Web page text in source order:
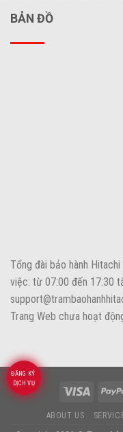
BẢN ĐỒ
Tổng đài bảo hành
việc: từ 07:00 đến 17:30
Trang Web chưa hoạt
ABOUT US
ĐĂNG KÝ
DỊCH VỤ